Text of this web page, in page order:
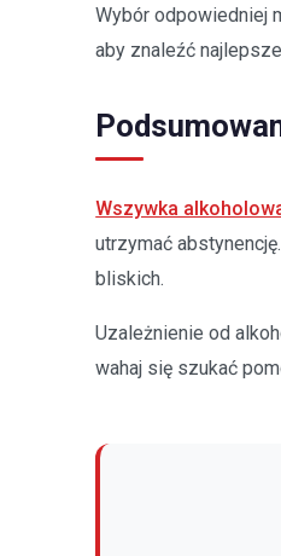
Wybór odpowiedniej
aby znaleźć
Wszywka
utrzymać
bliskich.
Uzależnienie od
wahaj się szukać